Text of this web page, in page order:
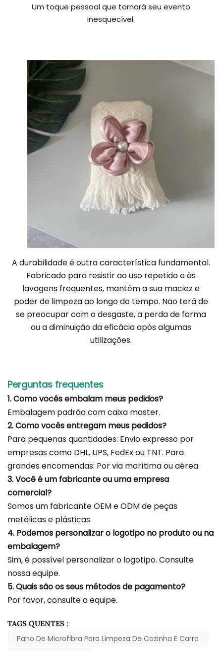
Um toque pessoal que tornará seu evento
inesquecível.
A durabilidade é outra característica fundamental.
Fabricado para resistir ao uso repetido e às
lavagens frequentes, mantém a sua maciez e
poder de limpeza ao longo do tempo. Não terá de
se preocupar com o desgaste, a perda de forma
ou a diminuição da eficácia após algumas
utilizações.
Perguntas frequentes
1. Como vocês embalam meus pedidos?
Embalagem padrão com caixa master.
2. Como vocês entregam meus pedidos?
Para pequenas quantidades: Envio expresso por
empresas como DHL, UPS, FedEx ou TNT. Para
grandes encomendas: Por via marítima ou aérea.
3. Você é um fabricante ou uma empresa
comercial?
Somos um fabricante OEM e ODM de peças
metálicas e plásticas.
4. Podemos personalizar o logotipo no produto ou na
embalagem?
Sim, é possível personalizar o logotipo. Consulte
nossa equipe.
5. Quais são os seus métodos de pagamento?
Por favor, consulte a equipe.
TAGS QUENTES :
Pano De Microfibra Para Limpeza De Cozinha E Carro